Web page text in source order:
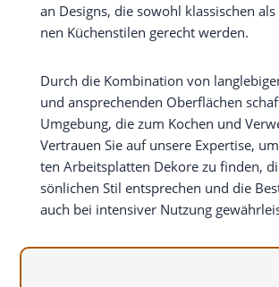
an Designs, die sowohl klas­si­schen
nen Küchen­sti­len gerecht werden.
Durch die Kom­bi­na­ti­on von
und anspre­chen­den Ober­flä­chen
Umge­bung, die zum Kochen und
Ver­trau­en Sie auf unse­re Exper­ti­se,
ten Arbeits­plat­ten Deko­re zu fin­den,
sön­li­chen Stil ent­spre­chen und die
auch bei inten­si­ver Nut­zung